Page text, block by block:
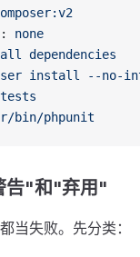
: none
dependencies
install --no-
tests
bin/phpunit
告"和"弃用"
当失败。先分类：